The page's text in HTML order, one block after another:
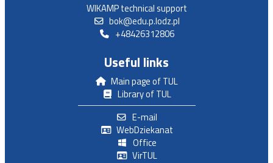
WIKAMP technical support
bok@edu.p.lodz.pl
+48426312806
Useful links
Main page of TUL
Library of TUL
E-mail
WebDziekanat
Office
VirTUL